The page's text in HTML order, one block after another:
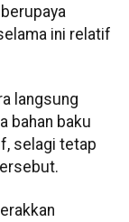
ini relatif
langsung
bahan baku
selagi tetap